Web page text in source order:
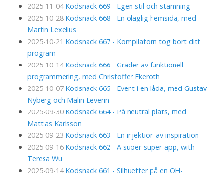
2025-11-04 Kodsnack 669 - Egen stil och stämning
2025-10-28 Kodsnack 668 - En olaglig hemsida, med
Martin Lexelius
2025-10-21 Kodsnack 667 - Kompilatorn tog bort ditt
program
2025-10-14 Kodsnack 666 - Grader av funktionell
programmering, med Christoffer Ekeroth
2025-10-07 Kodsnack 665 - Event i en låda, med Gustav
Nyberg och Malin Leverin
2025-09-30 Kodsnack 664 - På neutral plats, med
Mattias Karlsson
2025-09-23 Kodsnack 663 - En injektion av inspiration
2025-09-16 Kodsnack 662 - A super-super-app, with
Teresa Wu
2025-09-14 Kodsnack 661 - Silhuetter på en OH-